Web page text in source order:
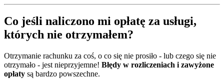
Co jeśli naliczono mi opłatę za usługi,
których nie otrzymałem?
Otrzymanie rachunku za coś, o co się nie prosiło - lub czego się nie
otrzymało - jest nieprzyjemne! Błędy w rozliczeniach i zawyżone
opłaty są bardzo powszechne.